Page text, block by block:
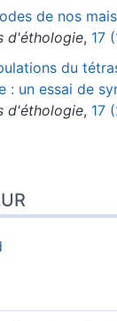
de nos
d'éthologie, 17
du
: un essai de
d'éthologie, 17